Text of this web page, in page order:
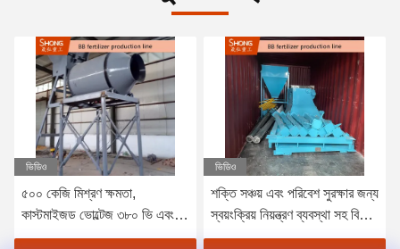
ভিডিও
৫০০ কেজি মিশ্রণ ক্ষমতা,
কাস্টমাইজড ভোল্টেজ ৩৮০ ভি এবং
দক্ষ সার মিশ্রণের জন্য ড্রাম মিশ্রণ
ভিডিও
শক্তি সঞ্চয় এবং পরিবেশ সুরক্ষার জন্য
স্বয়ংক্রিয় নিয়ন্ত্রণ ব্যবস্থা সহ বিবি
সার উত্পাদন লাইন প্রতি ঘন্টা 6-12 টন